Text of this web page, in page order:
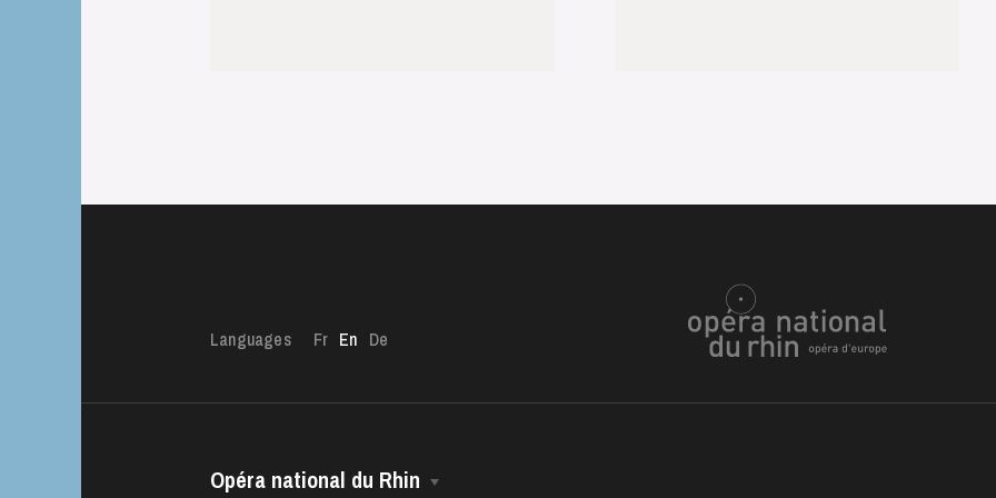
The OnR with you
House
Languages Fr En De
Opéra national du Rhin